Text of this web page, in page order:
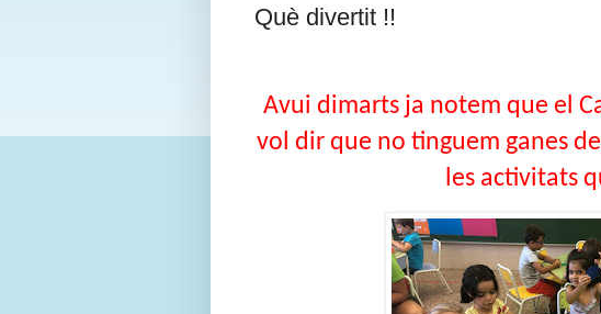
Què divertit !!
Avui dimarts ja notem que el
vol dir que no tinguem ganes
les activitats